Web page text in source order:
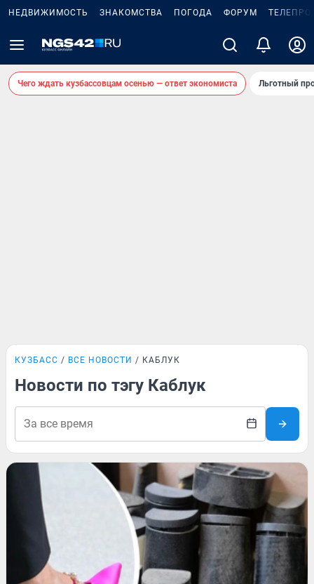
НЕДВИЖИМОСТЬ ЗНАКОМСТВА ПОГОДА ФОРУМ
Чего ждать кузбассовцам осенью — ответ экономиста Льготный
КУЗБАСС ВСЕ НОВОСТИ КАБЛУК
Новости по тэгу Каблук